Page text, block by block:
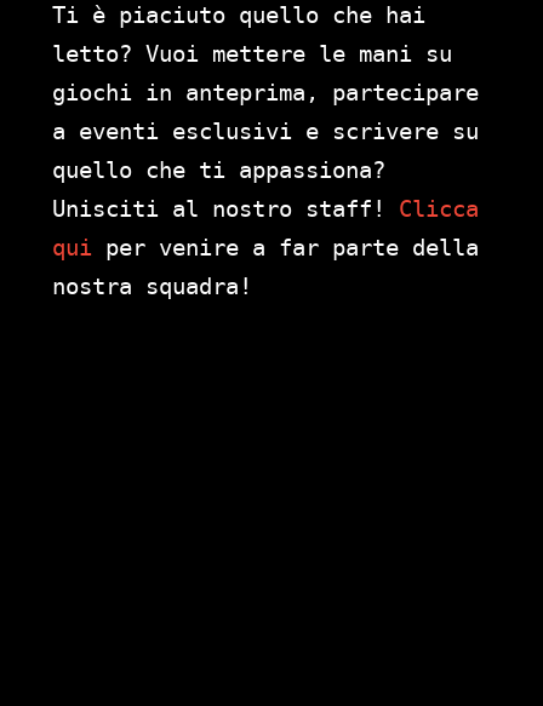
Ti è piaciuto quello che hai
letto? Vuoi mettere le mani su
giochi in anteprima, partecipare
a eventi esclusivi e scrivere su
quello che ti appassiona?
Unisciti al nostro staff! Clicca
qui per venire a far parte della
nostra squadra!